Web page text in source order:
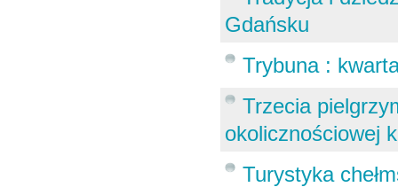
Gdańsku
Trybuna :
Trzecia
okolicznościowej
Turystyka